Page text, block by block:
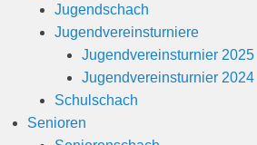
Jugendschach
Jugendvereinsturniere
Jugendvereinsturnier 2025
Jugendvereinsturnier 2024
Schulschach
Senioren